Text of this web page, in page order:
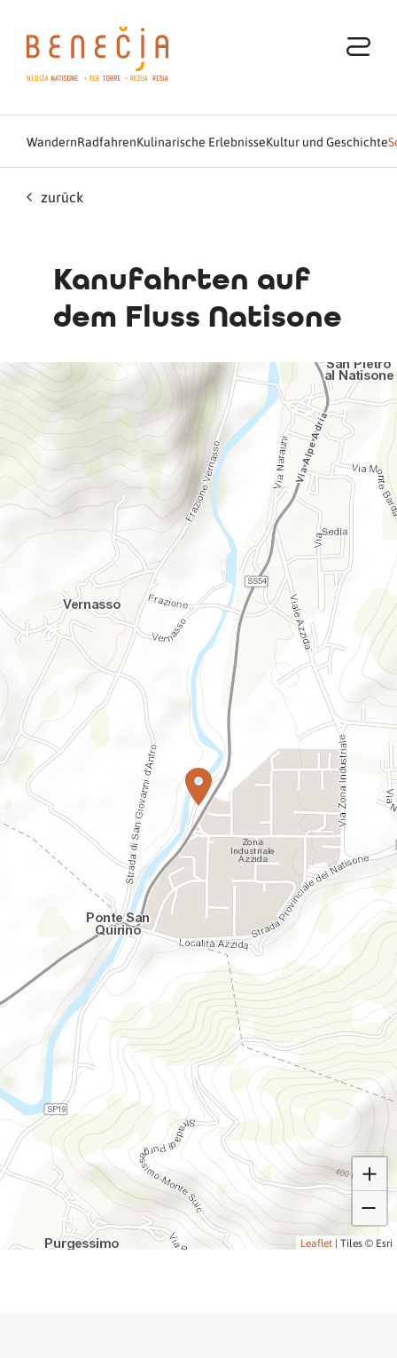
WandernRadfahrenKulinarische ErlebnisseKultur und Geschichte
zurück
Kanufahrten auf
dem Fluss Natisone
Leaflet | Tiles © Esri